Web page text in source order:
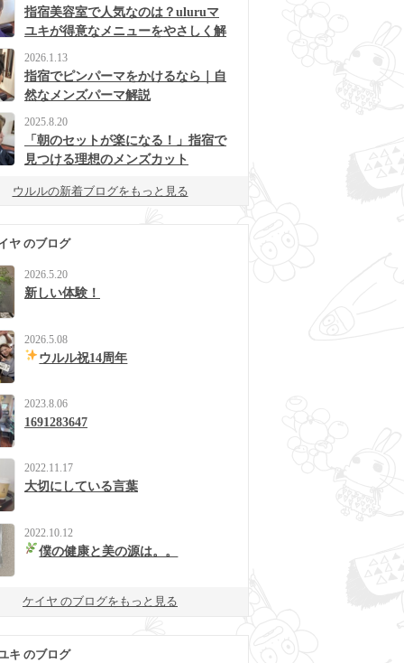
指宿美容室で人気なのは？uluruマ
ユキが得意なメニューをやさしく解
2026.1.13
指宿でピンパーマをかけるなら｜自
然なメンズパーマ解説
2025.8.20
「朝のセットが楽になる！」指宿で
見つける理想のメンズカット
ウルルの新着ブログをもっと見る
ヤ のブログ
2026.5.20
新しい体験！
2026.5.08
ウルル祝14周年
2023.8.06
1691283647
2022.11.17
大切にしている言葉
2022.10.12
僕の健康と美の源は。。
ケイヤ のブログをもっと見る
キ のブログ